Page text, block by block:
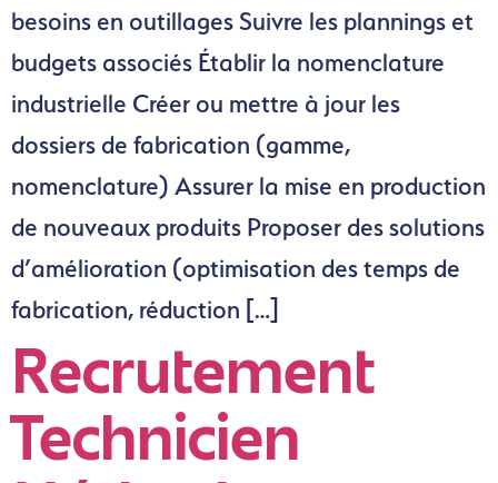
besoins en outillages Suivre les plannings et
budgets associés Établir la nomenclature
industrielle Créer ou mettre à jour les
dossiers de fabrication (gamme,
nomenclature) Assurer la mise en production
de nouveaux produits Proposer des solutions
d’amélioration (optimisation des temps de
fabrication, réduction […]
Recrutement
Technicien